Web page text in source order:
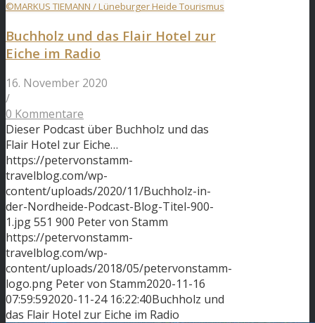
©MARKUS TIEMANN / Lüneburger Heide Tourismus
Buchholz und das Flair Hotel zur
Eiche im Radio
16. November 2020
/
0 Kommentare
Dieser Podcast über Buchholz und das
Flair Hotel zur Eiche…
https://petervonstamm-
travelblog.com/wp-
content/uploads/2020/11/Buchholz-in-
der-Nordheide-Podcast-Blog-Titel-900-
1.jpg551 900 Peter von Stamm
https://petervonstamm-
travelblog.com/wp-
content/uploads/2018/05/petervonstamm-
logo.png Peter von Stamm2020-11-16
07:59:592020-11-24 16:22:40Buchholz und
das Flair Hotel zur Eiche im Radio